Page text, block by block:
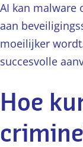
AI kan malware
aan
moeilijker
succesvolle
Hoe